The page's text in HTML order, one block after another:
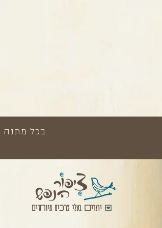
בכל מתנה